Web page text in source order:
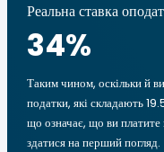
Реальна ставка
34%
Таким чином, оскільки й
податки, які складають
що означає, що ви платите
здатися на перший погляд.